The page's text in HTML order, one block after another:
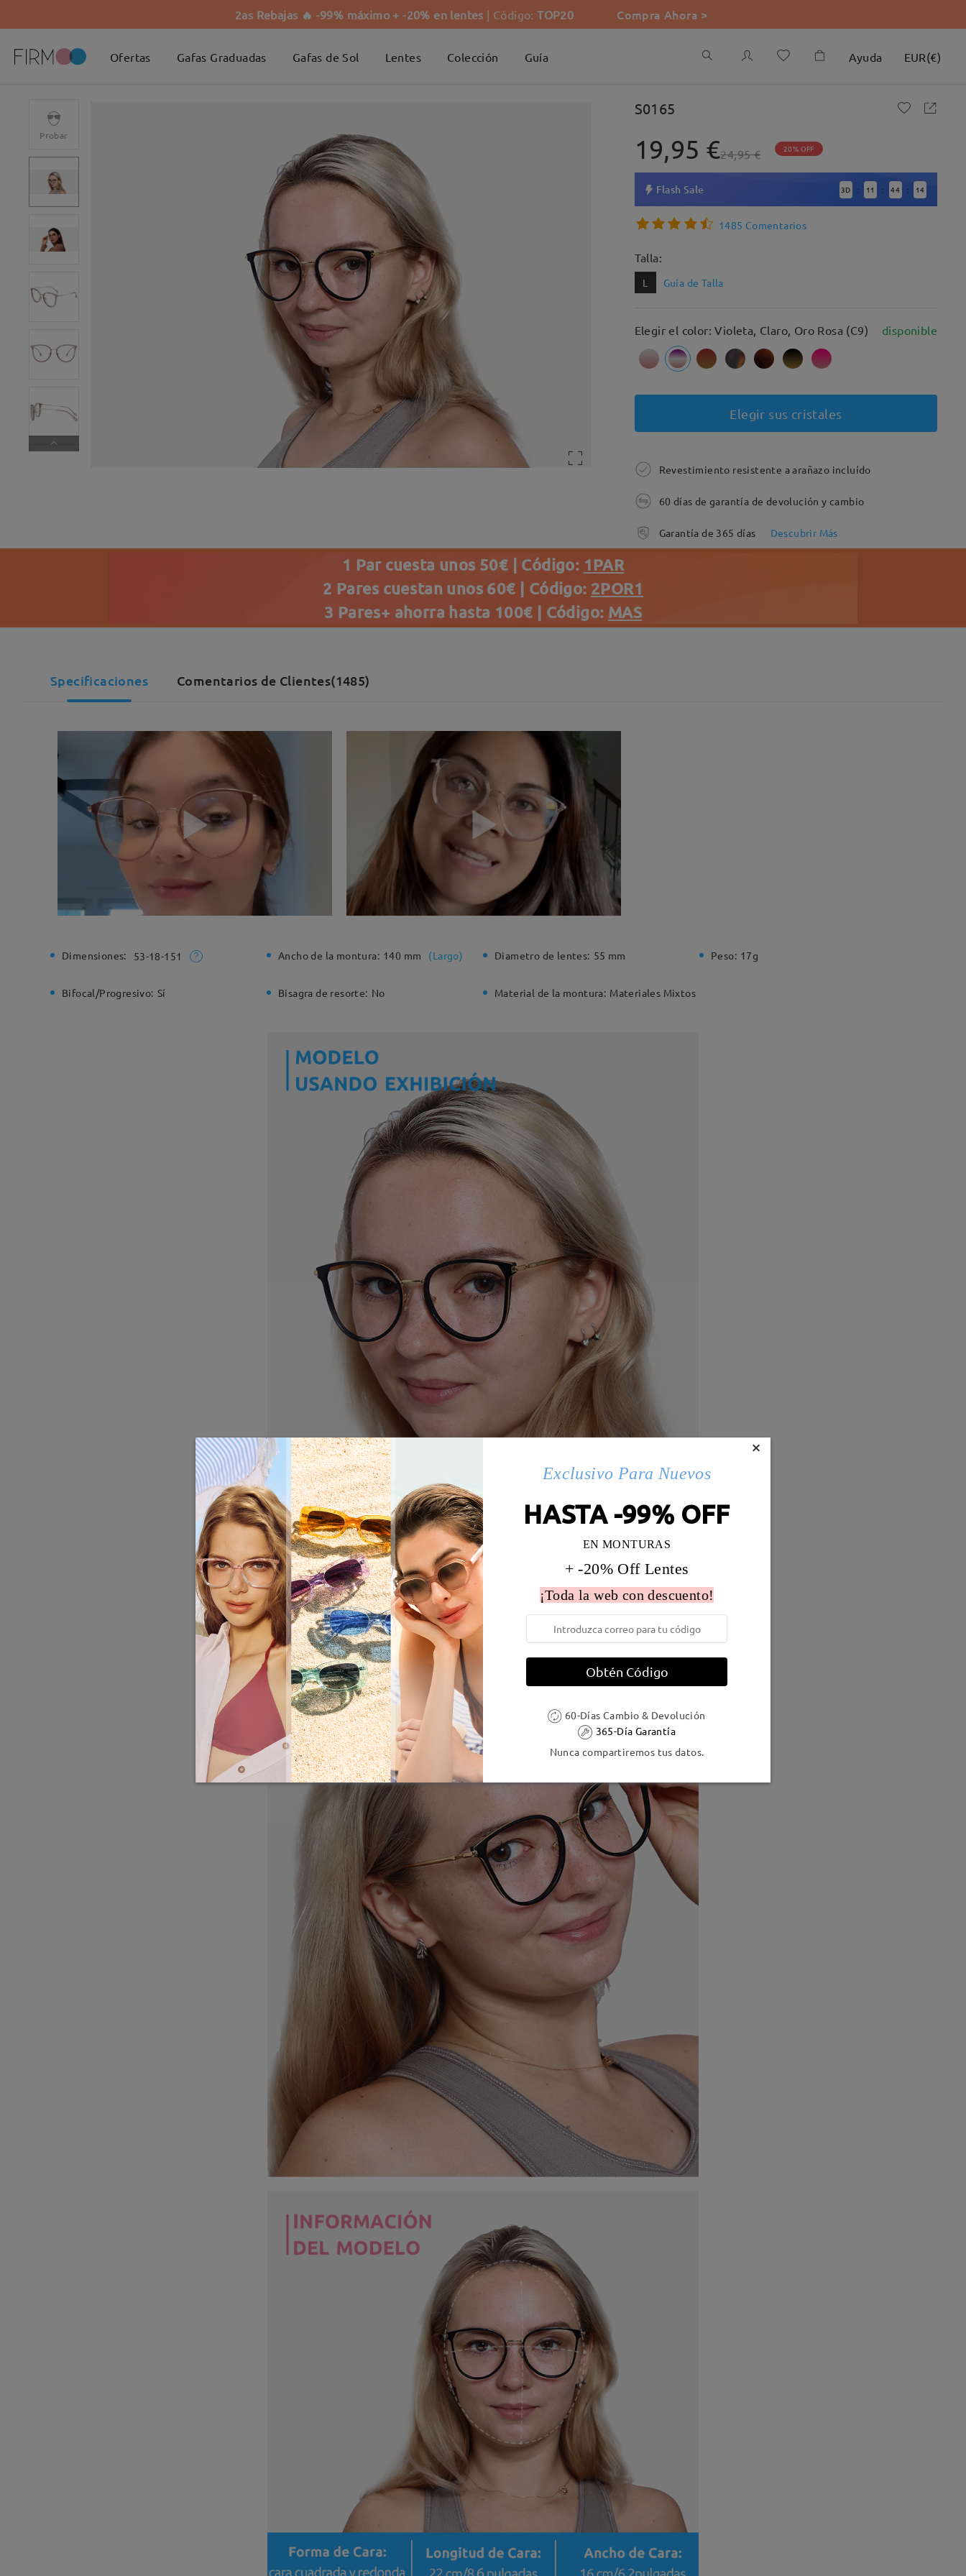
2as Rebajas 🔥 -99% máximo + -20% en lentes | Código:TOP20 Compra Ahora >
Ofertas Gafas Graduadas Gafas de Sol Lentes Colección Guía Ayuda EUR(€)
Probar
S0165
19,95 €24,95 € 20% OFF
Flash Sale 3D : 11 : 44 : 12
1485 Comentarios
Talla:
L Guía de Talla
Elegir el color: Violeta, Claro, Oro Rosa (C9) disponible
Elegir sus cristales
Revestimiento resistente a arañazo incluído
60 días de garantía de devolución y cambio
Garantía de 365 días Descubrir Más
1 Par cuesta unos 50€ | Código: 1PAR
2 Pares cuestan unos 60€ | Código: 2POR1
3 Pares+ ahorra hasta 100€ | Código: MAS
Specificaciones Comentarios de Clientes(1485)
Dimensiones: 53-18-151 Ancho de la montura: 140 mm (Largo) Diametro de lentes: 55 mm Peso: 17g
Bifocal/Progresivo: Sí Bisagra de resorte: No Material de la montura: Materiales Mixtos
×
Exclusivo Para Nuevos
HASTA -99% OFF
EN MONTURAS
+ -20% Off Lentes
¡Toda la web con descuento!
Obtén Código
60-Días Cambio & Devolución
365-Día Garantía
Nunca compartiremos tus datos.